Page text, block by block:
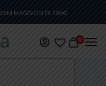
MAGGIORI DI 199€
0